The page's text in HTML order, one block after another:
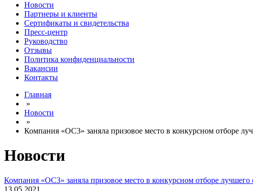
Новости
Партнеры и клиенты
Сертификаты и свидетельства
Пресс-центр
Руководство
Отзывы
Политика конфиденциальности
Вакансии
Контакты
Главная
»
Новости
»
Компания «ОС3» заняла призовое место в конкурсном отборе
Новости
Компания «ОС3» заняла призовое место в конкурсном отборе лучшего
13.05.2021